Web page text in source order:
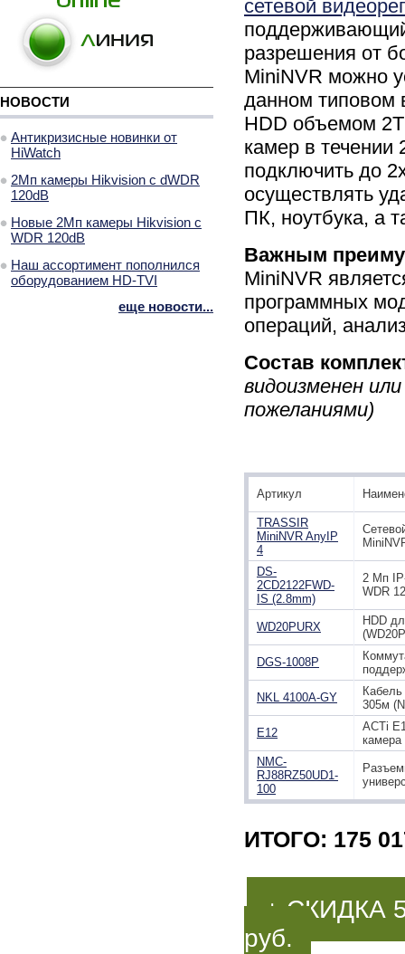
сетевой
разрешения от
MiniNVR можно
данном типовом
HDD объемом
камер в
подключить до
осуществлять
ПК, ноутбука, а
Важным
MiniNVR
программных
операций,
Состав
видоизменен
пожеланиями)
Артикул
TRASSIR
MiniNVR AnyIP
4
DS-
2CD2122FWD-
IS (2.8mm)
2 Мп
WDR
WD20PURX
HDD
DGS-1008P
NKL 4100A-GY
305м
E12
ACTi
камера
NMC-
RJ88RZ50UD1-
100
ИТОГО: 175
+ СКИДКА
руб.
НОВОСТИ
Антикризисные новинки от
HiWatch
2Мп камеры Hikvision с dWDR
120dB
Новые 2Мп камеры Hikvision с
WDR 120dB
Наш ассортимент пополнился
оборудованием HD-TVI
еще новости...